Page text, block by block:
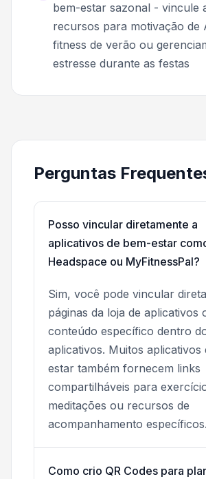
bem-estar sazonal - vincule
recursos para motivação de
fitness de verão ou
estresse durante as festas
Perguntas
Posso vincular diretamente a
aplicativos de bem-estar
Headspace ou MyFitnessPal?
Sim, você pode vincular
páginas da loja de aplicativos
conteúdo específico dentro
aplicativos. Muitos aplicativos
estar também fornecem links
compartilháveis para
meditações ou recursos de
acompanhamento específicos.
Como crio QR Codes para